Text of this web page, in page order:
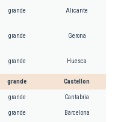
grande Alicante
grande Gerona
grande Huesca
grande Castellon
grande Cantabria
grande Barcelona